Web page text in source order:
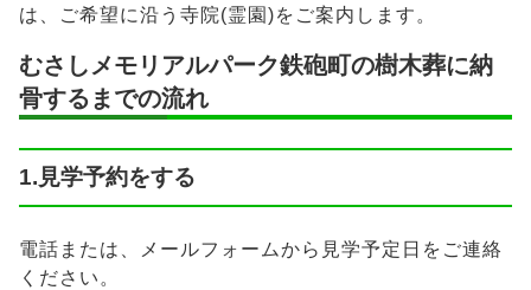
は、ご希望に沿う寺院(霊園)をご案内します。
むさしメモリアルパーク鉄砲町の樹木葬に納
骨するまでの流れ
1.見学予約をする
電話または、メールフォームから見学予定日をご連絡
ください。